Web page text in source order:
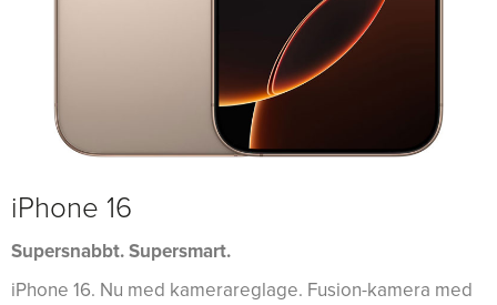
iPhone 16
Supersnabbt. Supersmart.
iPhone 16. Nu med kamerareglage. Fusion-kamera med